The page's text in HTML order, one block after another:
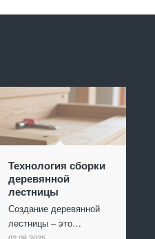
Технология сборки
деревянной
лестницы
Создание деревянной
лестницы – это…